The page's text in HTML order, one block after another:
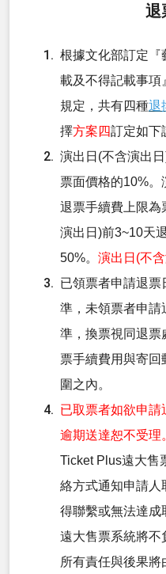
退
根據文化部訂定『
載及不得記載事項
規定，共有四種退
擇方案四訂定如下
演出日(不含演出
票面價格的10%。
退票手續費上限為
演出日)前3~10天
50%。 演出日(不
已領票者申請退票
準，未領票者申請
準，換票視同退票
票手續費用與寄回
圍之內。
已取票者如欲申請
逾期送達恕不受理
Ticket Plus遠大售
絡方式通知申請人
得聯繫或無法達成
遠大售票系統將不
所有責任與後果將